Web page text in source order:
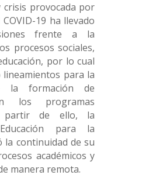
crisis provocada por
19 ha llevado
frente a la
procesos sociales,
por lo cual
lineamientos para la
la formación de
los programas
partir de ello, la
para la
la continuidad de su
académicos y
manera remota.